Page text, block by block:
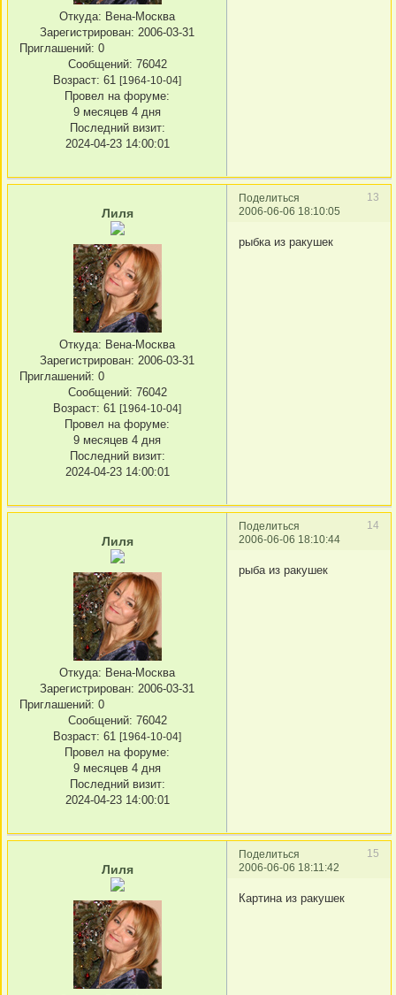
Откуда: Вена-Москва
Зарегистрирован: 2006-03-31
Приглашений: 0
Сообщений: 76042
Возраст: 61 [1964-10-04]
Провел на форуме:
9 месяцев 4 дня
Последний визит:
2024-04-23 14:00:01
Поделиться
13
2006-06-06 18:10:05
Лиля
Откуда: Вена-Москва
Зарегистрирован: 2006-03-31
Приглашений: 0
Сообщений: 76042
Возраст: 61 [1964-10-04]
Провел на форуме:
9 месяцев 4 дня
Последний визит:
2024-04-23 14:00:01
рыбка из ракушек
Поделиться
14
2006-06-06 18:10:44
Лиля
Откуда: Вена-Москва
Зарегистрирован: 2006-03-31
Приглашений: 0
Сообщений: 76042
Возраст: 61 [1964-10-04]
Провел на форуме:
9 месяцев 4 дня
Последний визит:
2024-04-23 14:00:01
рыба из ракушек
Поделиться
15
2006-06-06 18:11:42
Лиля
Картина из ракушек